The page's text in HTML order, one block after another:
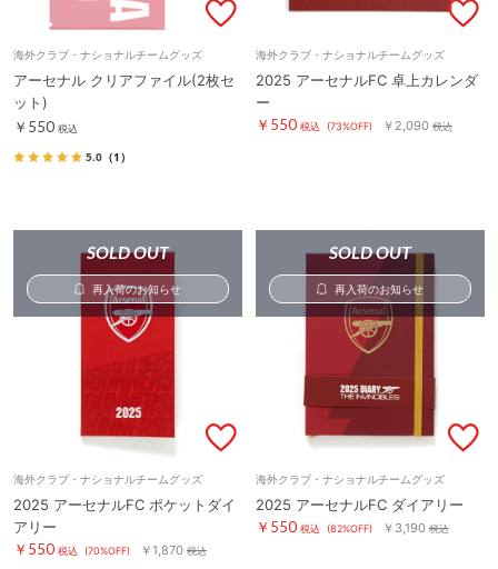
海外クラブ・ナショナルチームグッズ
アーセナル クリアファイル(2枚セ
ット)
￥550 税込
5.0 （1）
海外クラブ・ナショナルチームグッズ
2025 アーセナルFC 卓上カレンダ
ー
￥550 税込 (73%OFF) ￥2,090 税込
SOLD OUT
再入荷のお知らせ
海外クラブ・ナショナルチームグッズ
2025 アーセナルFC ポケットダイ
アリー
￥550 税込 (70%OFF) ￥1,870 税込
SOLD OUT
再入荷のお知らせ
海外クラブ・ナショナルチームグッズ
2025 アーセナルFC ダイアリー
￥550 税込 (82%OFF) ￥3,190 税込